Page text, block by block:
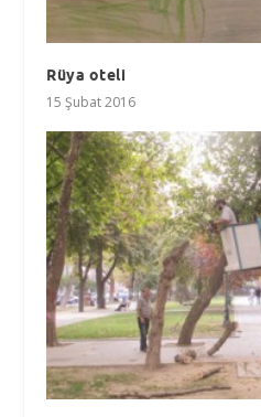
Rüya oteli
15 Şubat 2016